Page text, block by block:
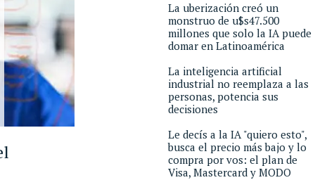
La uberización creó un
monstruo de u$s47.500
millones que solo la IA puede
domar en Latinoamérica
La inteligencia artificial
industrial no reemplaza a las
personas, potencia sus
decisiones
Le decís a la IA "quiero esto",
busca el precio más bajo y lo
compra por vos: el plan de
Visa, Mastercard y MODO